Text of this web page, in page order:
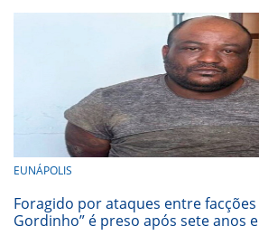
EUNÁPOLIS
Foragido por ataques entre facções
Gordinho” é preso após sete anos